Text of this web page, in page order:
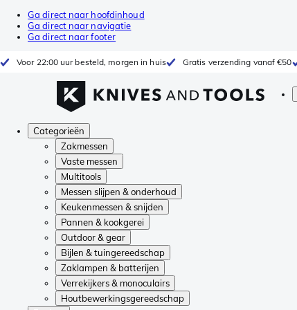
Ga direct naar hoofdinhoud
Ga direct naar navigatie
Ga direct naar footer
Voor 22:00 uur besteld, morgen in huis Gratis verzending vanaf €50
Categorieën
Zakmessen
Vaste messen
Multitools
Messen slijpen & onderhoud
Keukenmessen & snijden
Pannen & kookgerei
Outdoor & gear
Bijlen & tuingereedschap
Zaklampen & batterijen
Verrekijkers & monoculairs
Houtbewerkingsgereedschap